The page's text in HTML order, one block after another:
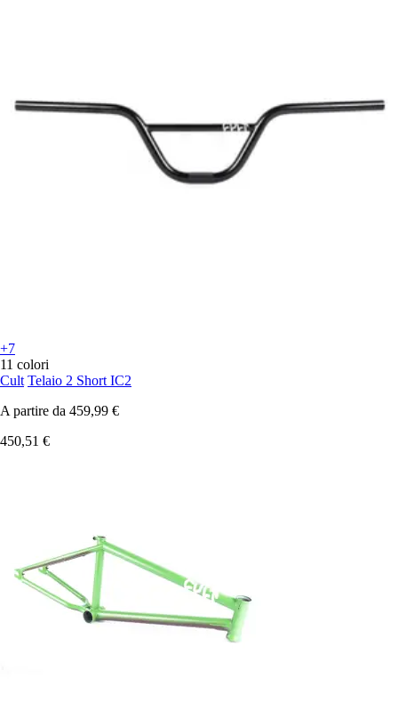
+7
11 colori
Cult Telaio 2 Short IC2
A partire da 459,99 €
450,51 €